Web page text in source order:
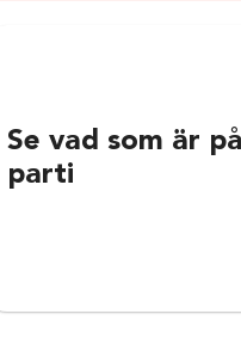
Se vad som är
parti